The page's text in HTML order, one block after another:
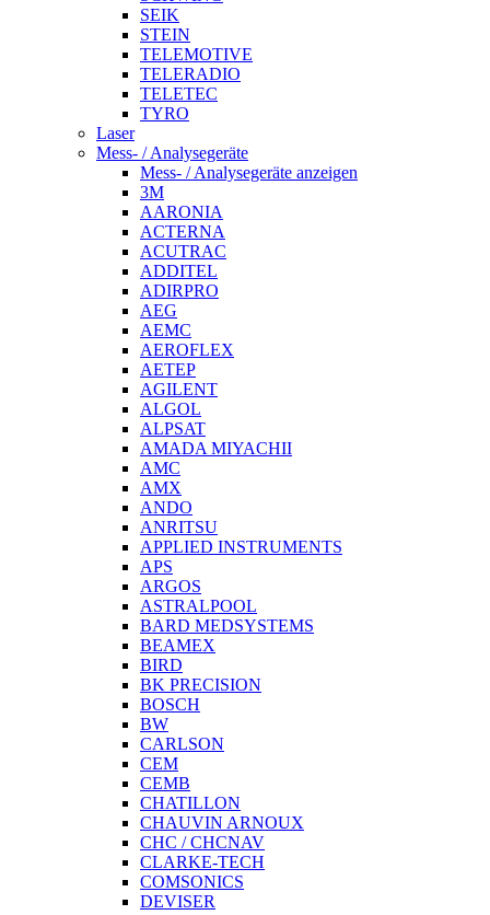
SEIK
STEIN
TELEMOTIVE
TELERADIO
TELETEC
TYRO
Laser
Mess- / Analysegeräte
Mess- / Analysegeräte anzeigen
3M
AARONIA
ACTERNA
ACUTRAC
ADDITEL
ADIRPRO
AEG
AEMC
AEROFLEX
AETEP
AGILENT
ALGOL
ALPSAT
AMADA MIYACHII
AMC
AMX
ANDO
ANRITSU
APPLIED INSTRUMENTS
APS
ARGOS
ASTRALPOOL
BARD MEDSYSTEMS
BEAMEX
BIRD
BK PRECISION
BOSCH
BW
CARLSON
CEM
CEMB
CHATILLON
CHAUVIN ARNOUX
CHC / CHCNAV
CLARKE-TECH
COMSONICS
DEVISER